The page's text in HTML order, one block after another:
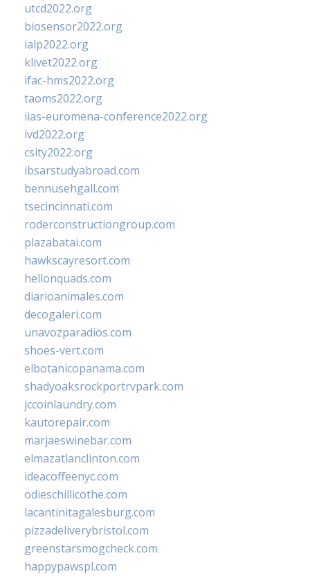
utcd2022.org
biosensor2022.org
ialp2022.org
klivet2022.org
ifac-hms2022.org
taoms2022.org
iias-euromena-conference2022.org
ivd2022.org
csity2022.org
ibsarstudyabroad.com
bennusehgall.com
tsecincinnati.com
roderconstructiongroup.com
plazabatai.com
hawkscayresort.com
hellonquads.com
diarioanimales.com
decogaleri.com
unavozparadios.com
shoes-vert.com
elbotanicopanama.com
shadyoaksrockportrvpark.com
jccoinlaundry.com
kautorepair.com
marjaeswinebar.com
elmazatlanclinton.com
ideacoffeenyc.com
odieschillicothe.com
lacantinitagalesburg.com
pizzadeliverybristol.com
greenstarsmogcheck.com
happypawspl.com